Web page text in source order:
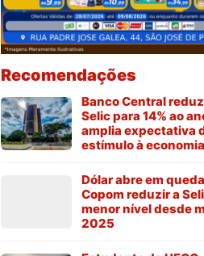
Recomendações
Banco Central
Selic para 14% ao
amplia expectativa
estímulo à economia
Dólar abre em
Copom reduzir a
menor nível desde
2025